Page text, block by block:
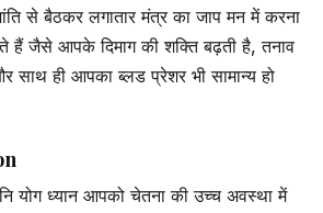
से बैठकर लगातार मंत्र का जाप मन में करना
हैं जैसे आपके दिमाग की शक्ति बढ़ती है, तनाव
साथ ही आपका ब्लड प्रेशर भी सामान्य हो
योग ध्यान आपको चेतना की उच्च अवस्था में